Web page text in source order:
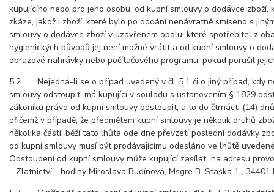
kupujícího nebo pro jeho osobu, od kupní smlouvy o dodávce
zkáze, jakož i zboží, které bylo po dodání nenávratně smíseno s
smlouvy o dodávce zboží v uzavřeném obalu, které spotřebitel z
hygienických důvodů jej není možné vrátit a od kupní smlouvy o
obrazové nahrávky nebo počítačového programu, pokud porušil
5.2. Nejedná-li se o případ uvedený v čl. 5.1 či o jiný případ, kdy
smlouvy odstoupit, má kupující v souladu s ustanovením § 1829
zákoníku právo od kupní smlouvy odstoupit, a to do čtrnácti (14)
přičemž v případě, že předmětem kupní smlouvy je několik druhů
několika částí, běží tato lhůta ode dne převzetí poslední dodávky
od kupní smlouvy musí být prodávajícímu odesláno ve lhůtě
Odstoupení od kupní smlouvy může kupující zasílat na adresu
– Zlatnictví - hodiny Miroslava Budínová, Msgre B. Staška 1 , 34401